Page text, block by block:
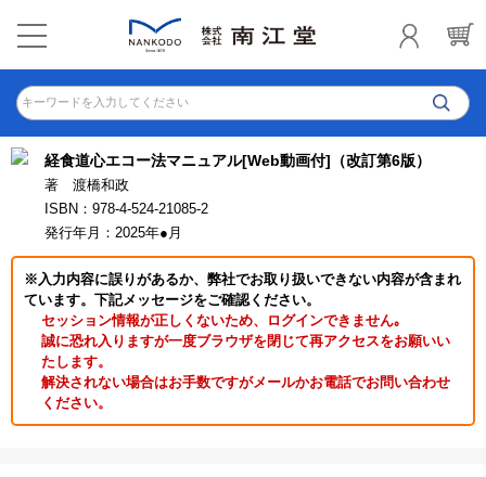
キーワードを入力してください
経食道心エコー法マニュアル[Web動画付]（改訂第6版）
著 渡橋和政
ISBN：978-4-524-21085-2
発行年月：2025年●月
※入力内容に誤りがあるか、弊社でお取り扱いできない内容が含まれ
ています。下記メッセージをご確認ください。
セッション情報が正しくないため、ログインできません｡
誠に恐れ入りますが一度ブラウザを閉じて再アクセスをお願いい
たします。
解決されない場合はお手数ですがメールかお電話でお問い合わせ
ください。